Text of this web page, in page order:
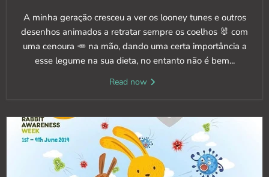
A minha geração cresceu a ver os looney tunes e outros
desenhos animados a retratar sempre os coelhos 🐰 com
uma cenoura 🥕 na mão, dando uma certa importância a
esse legume na sua dieta, no entanto não é bem...
Read now